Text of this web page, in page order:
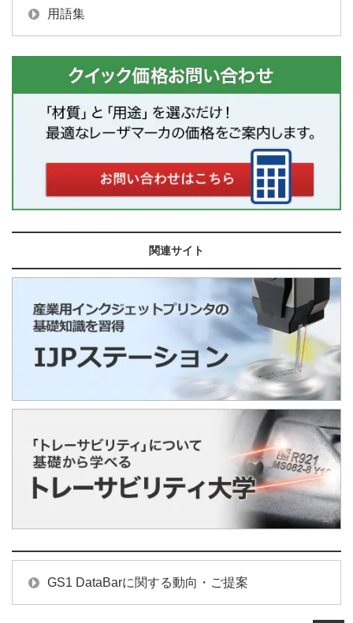
用語集
関連サイト
GS1 DataBarに関する動向・ご提案